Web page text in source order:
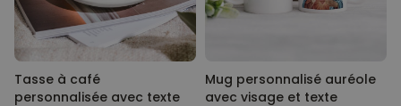
Tasse à café
personnalisée avec texte
Mug personnalisé auréole
avec visage et texte